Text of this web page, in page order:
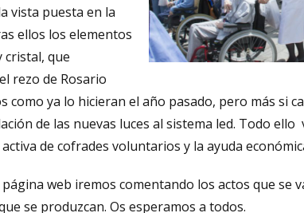
vista puesta en la
ellos los elementos
cristal, que
rezo de Rosario
como ya lo hicieran el año pasado, pero más si
de las nuevas luces al sistema led. Todo ello
de cofrades voluntarios y la ayuda
web iremos comentando los actos que se
se produzcan. Os esperamos a todos.